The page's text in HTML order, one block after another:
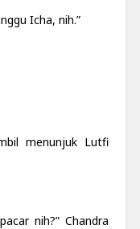
Icha, nih.”
menunjuk Lutfi
nih?” Chandra